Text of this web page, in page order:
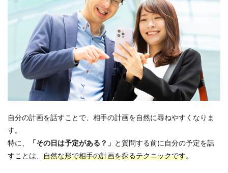
自分の計画を話すことで、相手の計画を自然に尋ねやすくなりま
す。
特に、
「その日は予定がある？」 と質問する前に自分の予定を話
すことは、 自然な形で相手の計画を探るテクニックです。